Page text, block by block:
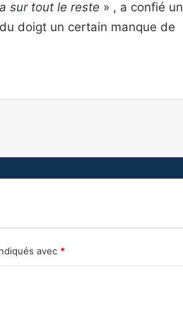
sur tout le reste » , a confié un
doigt un certain manque de
avec *